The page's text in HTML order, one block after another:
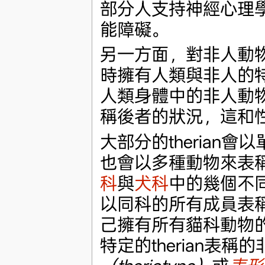
部分人支持神經心理
能障礙。
另一方面，對非人動
時擁有人類與非人的
人類身體中的非人動
稱後者的狀況，這和
大部分的therian會以
也會以多種動物來表
科與犬科中的幾個不
以同科的所有成員表
己擁有所有貓科動物
特定的therian表稱的